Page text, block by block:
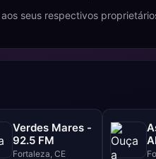
seus respectivos
Verdes Mares -
92.5 FM
Fortaleza, CE